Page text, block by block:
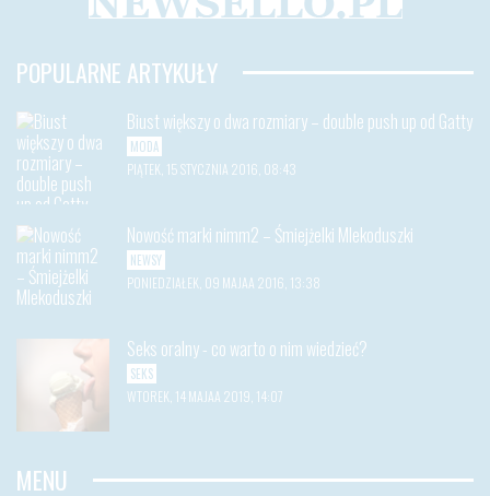
POPULARNE ARTYKUŁY
Biust większy o dwa rozmiary – double push up od Gatty
MODA
PIĄTEK, 15 STYCZNIA 2016, 08:43
Nowość marki nimm2 – Śmiejżelki Mlekoduszki
NEWSY
PONIEDZIAŁEK, 09 MAJAA 2016, 13:38
Seks oralny - co warto o nim wiedzieć?
SEKS
WTOREK, 14 MAJAA 2019, 14:07
MENU